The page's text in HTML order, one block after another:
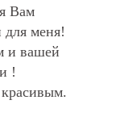
аритмий
Вам
для меня!
и вашей
!